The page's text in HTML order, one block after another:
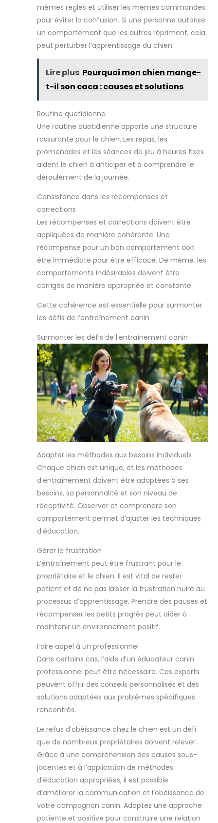
mêmes règles et utiliser les mêmes commandes
pour éviter la confusion. Si une personne autorise
un comportement que les autres répriment, cela
peut perturber l’apprentissage du chien.
Lire plus Pourquoi mon chien mange-
t-il son caca : causes et solutions
Routine quotidienne
Une routine quotidienne apporte une structure
rassurante pour le chien. Les repas, les
promenades et les séances de jeu à heures fixes
aident le chien à anticiper et à comprendre le
déroulement de la journée.
Consistance dans les récompenses et
corrections
Les récompenses et corrections doivent être
appliquées de manière cohérente. Une
récompense pour un bon comportement doit
être immédiate pour être efficace. De même, les
comportements indésirables doivent être
corrigés de manière appropriée et constante.
Cette cohérence est essentielle pour surmonter
les défis de l’entraînement canin.
Surmonter les défis de l’entraînement canin
Adapter les méthodes aux besoins individuels
Chaque chien est unique, et les méthodes
d’entraînement doivent être adaptées à ses
besoins, sa personnalité et son niveau de
réceptivité. Observer et comprendre son
comportement permet d’ajuster les techniques
d’éducation.
Gérer la frustration
L’entraînement peut être frustrant pour le
propriétaire et le chien. Il est vital de rester
patient et de ne pas laisser la frustration nuire au
processus d’apprentissage. Prendre des pauses et
récompenser les petits progrès peut aider à
maintenir un environnement positif.
Faire appel à un professionnel
Dans certains cas, l’aide d’un éducateur canin
professionnel peut être nécessaire. Ces experts
peuvent offrir des conseils personnalisés et des
solutions adaptées aux problèmes spécifiques
rencontrés.
Le refus d’obéissance chez le chien est un défi
que de nombreux propriétaires doivent relever.
Grâce à une compréhension des causes sous-
jacentes et à l’application de méthodes
d’éducation appropriées, il est possible
d’améliorer la communication et l’obéissance de
votre compagnon canin. Adoptez une approche
patiente et positive pour construire une relation